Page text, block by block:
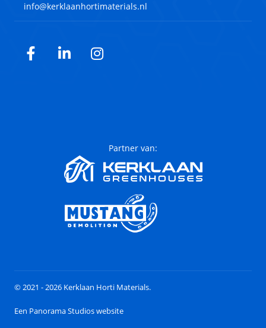
info@kerklaanhortimaterials.nl
Facebook
LinkedInInstagram
Partner van:
© 2021 - 2026 Kerklaan Horti Materials.
Een Panorama Studios website